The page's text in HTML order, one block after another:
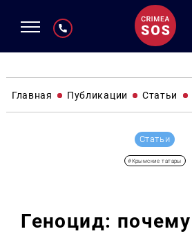
Главная Публикации Статьи
Статьи
#Крымские татары
Геноцид: